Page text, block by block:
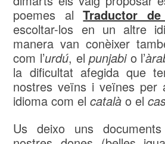
poemes alTraductor
escoltar-los en un altre
manera van conèixer
com l’urdú, elpunjabio l’
la dificultat afegida que
nostres veïns i veïnes per
idioma com elcatalà o el
Us deixo uns